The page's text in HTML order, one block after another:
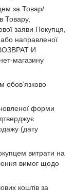
за Товар/
Товару,
заяви Покупця,
направленої
И
магазину
обов’язково
форми
(дату
витрати на
вимог щодо
коштів за